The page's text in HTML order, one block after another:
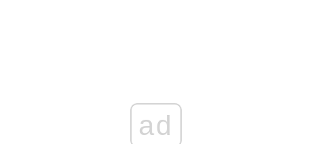
ad